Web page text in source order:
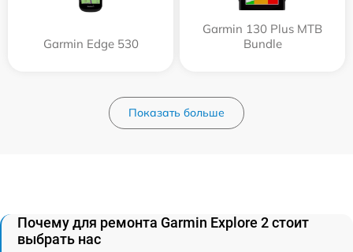
Garmin Edge 530
Garmin 130 Plus MTB
Bundle
Показать больше
Почему для ремонта Garmin Explore 2 стоит
выбрать нас